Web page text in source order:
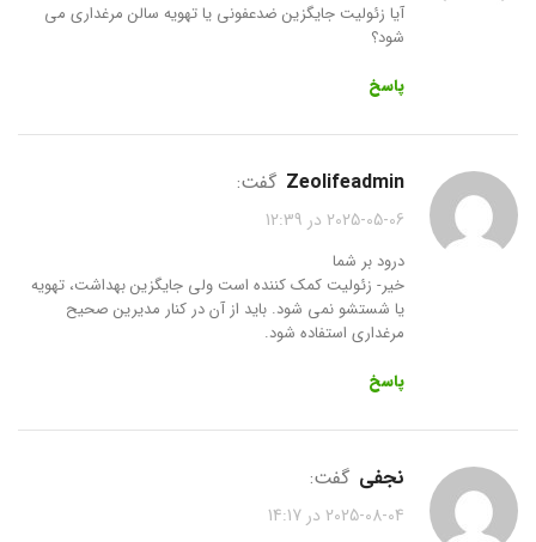
آیا زئولیت جایگزین ضدعفونی یا تهویه سالن مرغداری می
شود؟
پاسخ
zeolifeadmin گفت:
2025-05-06 در 12:39
درود بر شما
خیر- زئولیت کمک کننده است ولی جایگزین بهداشت، تهویه
یا شستشو نمی شود. باید از آن در کنار مدیرین صحیح
مرغداری استفاده شود.
پاسخ
نجفی گفت:
2025-08-04 در 14:17